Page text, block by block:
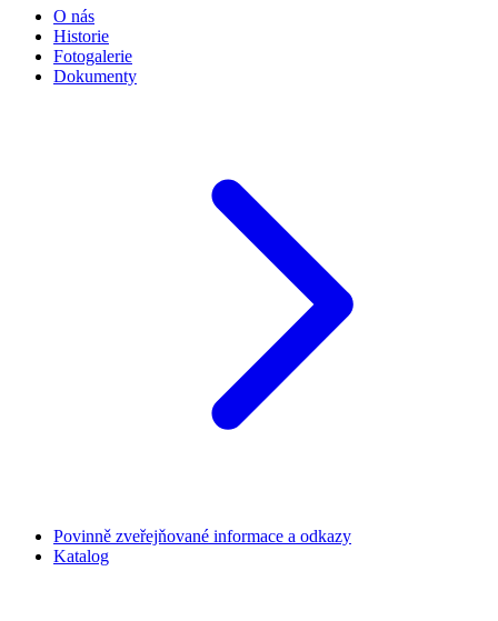
O nás
Historie
Fotogalerie
Dokumenty
Povinně zveřejňované informace a odkazy
Katalog